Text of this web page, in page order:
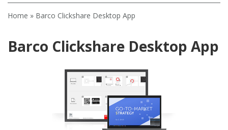
Home
Beeld
Geluid
Elektrotechniek
IT
Home » Barco Clickshare Desktop App
Barco Clickshare Desktop App